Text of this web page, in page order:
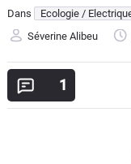
Guide
Electriques
Dans Ecologie /
Séverine Alibeu
1